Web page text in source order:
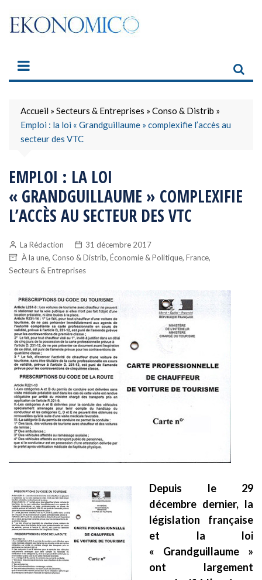
content
Accueil » Secteurs & Entreprises » Conso & Distrib »
Emploi : la loi « Grandguillaume » complexifie l’accès au
secteur des VTC
EMPLOI : LA LOI
« GRANDGUILLAUME » COMPLEXIFIE
L’ACCÈS AU SECTEUR DES VTC
La Rédaction
31 décembre 2017
À la une, Conso & Distrib, Économie & Politique, France,
Secteurs & Entreprises
Depuis le 29
décembre dernier, la
législation française
et la loi
« Grandguillaume »
ont largement